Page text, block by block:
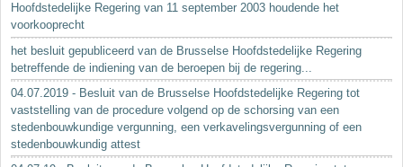
Hoofdstedelijke Regering van 11 september 2003 houdende het
voorkooprecht
het besluit gepubliceerd van de Brusselse Hoofdstedelijke Regering
betreffende de indiening van de beroepen bij de regering...
04.07.2019 - Besluit van de Brusselse Hoofdstedelijke Regering tot
vaststelling van de procedure volgend op de schorsing van een
stedenbouwkundige vergunning, een verkavelingsvergunning of een
stedenbouwkundig attest